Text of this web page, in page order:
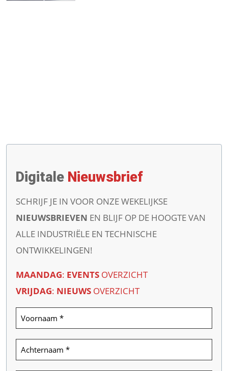
Digitale Nieuwsbrief
SCHRIJF JE IN VOOR ONZE WEKELIJKSE
NIEUWSBRIEVEN EN BLIJF OP DE HOOGTE VAN
ALLE INDUSTRIËLE EN TECHNISCHE
ONTWIKKELINGEN!
MAANDAG: EVENTS OVERZICHT
VRIJDAG: NIEUWS OVERZICHT